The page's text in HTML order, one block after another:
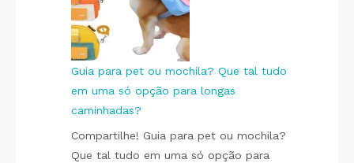
Guia para pet ou mochila? Que tal tudo
em uma só opção para longas
caminhadas?
Compartilhe! Guia para pet ou mochila?
Que tal tudo em uma só opção para